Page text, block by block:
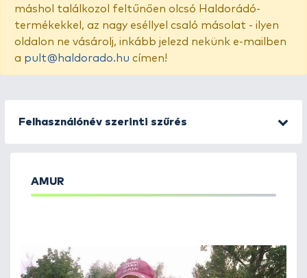
máshol találkozol feltűnően olcsó Haldorádó-
termékekkel, az nagy eséllyel csaló másolat - ilyen
oldalon ne vásárolj, inkább jelezd nekünk e-mailben
a pult@haldorado.hu címen!
Felhasználónév szerinti szűrés
AMUR